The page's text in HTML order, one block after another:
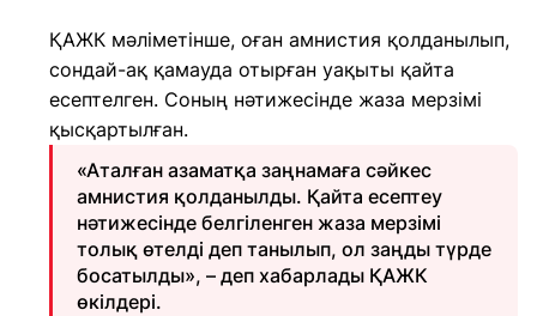
ҚАЖК мәліметінше, оған амнистия қолданылып,
сондай-ақ қамауда отырған уақыты қайта
есептелген. Соның нәтижесінде жаза мерзімі
қысқартылған.
«Аталған азаматқа заңнамаға сәйкес
амнистия қолданылды. Қайта есептеу
нәтижесінде белгіленген жаза мерзімі
толық өтелді деп танылып, ол заңды түрде
босатылды», – деп хабарлады ҚАЖК
өкілдері.